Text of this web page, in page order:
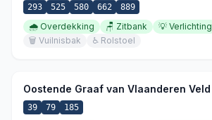
293 525 580 662 889
🌧️ Overdekking 🪑 Zitbank 💡 Verlichting
🗑️ Vuilnisbak ♿ Rolstoel
Oostende Graaf van Vlaanderen Veld
39 79 185